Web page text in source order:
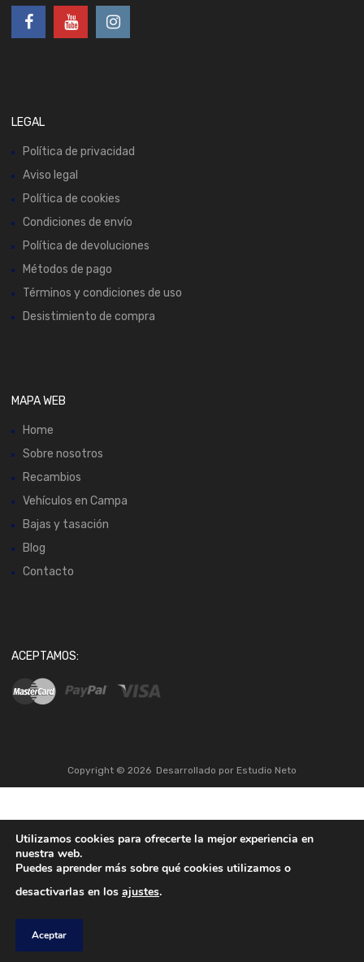
LEGAL
Política de privacidad
Aviso legal
Política de cookies
Condiciones de envío
Política de devoluciones
Métodos de pago
Términos y condiciones de uso
Desistimiento de compra
MAPA WEB
Home
Sobre nosotros
Recambios
Vehículos en Campa
Bajas y tasación
Blog
Contacto
ACEPTAMOS:
Copyright © 2026 Desarrollado por Estudio Neto
Utilizamos cookies para ofrecerte la mejor experiencia en
nuestra web.
Puedes aprender más sobre qué cookies utilizamos o
desactivarlas en los ajustes.
Aceptar